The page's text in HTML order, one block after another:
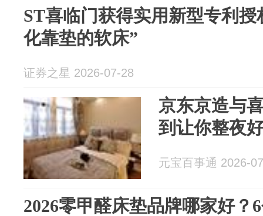
ST喜临门获得实用新型专利
化靠垫的软床”
证券之星 2026-07-28
京东京造与
到让你整夜
元宝百事通 2026-
2026零甲醛床垫品牌哪家好？